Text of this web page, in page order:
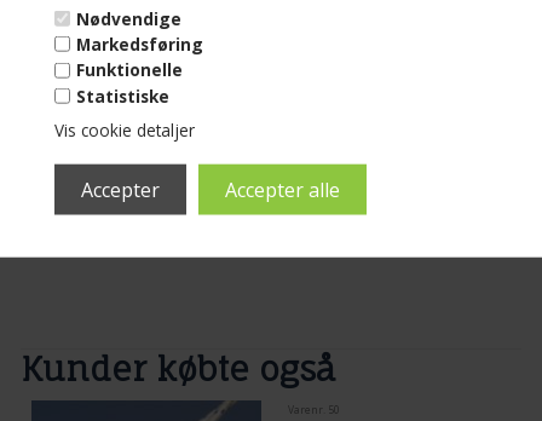
Nødvendige
Markedsføring
Funktionelle
Statistiske
Vis cookie detaljer
Kunder købte også
Varenr. 50